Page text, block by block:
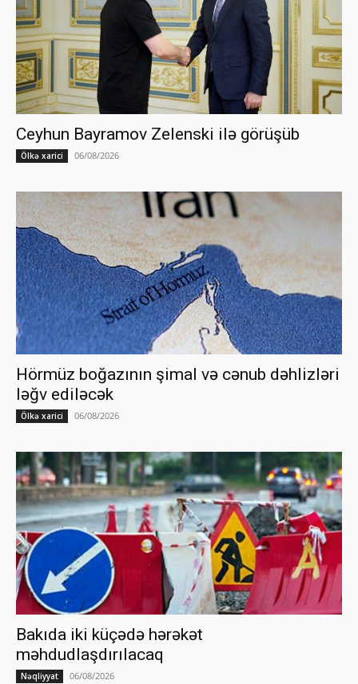
Ceyhun Bayramov Zelenski ilə görüşüb
Ölkə xarici 06/08/2026
Hörmüz boğazının şimal və cənub dəhlizləri
ləğv ediləcək
Ölkə xarici 06/08/2026
Bakıda iki küçədə hərəkət
məhdudlaşdırılacaq
Nəqliyyat 06/08/2026